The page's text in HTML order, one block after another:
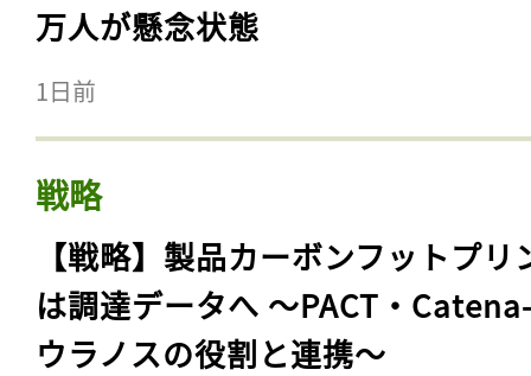
万人が懸念状態
1日前
戦略
【戦略】製品カーボンフットプリ
は調達データへ 〜PACT・
ウラノスの役割と連携〜